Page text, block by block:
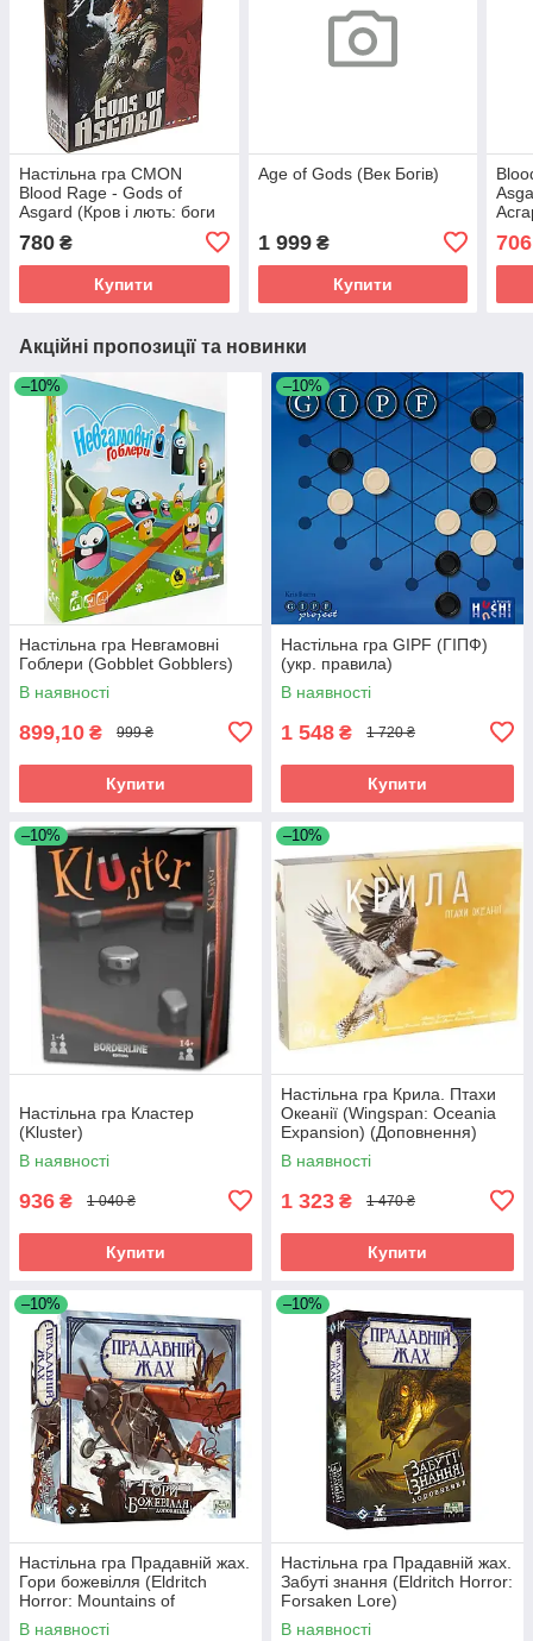
Настільна гра CMON
Blood Rage - Gods of
Asgard (Кров і лють: боги
Англійською) (BLR303)
780 ₴
Купити
Age of Gods (Век Богів)
1 999₴
Купити
Акційні пропозиції та новинки
–10%
Настільна гра Невгамовні
Гоблери (Gobblet Gobblers)
В наявності
899,10 ₴ 999 ₴
Купити
–10%
Настільна гра GIPF (ГІПФ)
(укр. правила)
В наявності
1 548 ₴ 1 720 ₴
Купити
–10%
Настільна гра Кластер
(Kluster)
В наявності
936 ₴ 1 040 ₴
Купити
–10%
Настільна гра Крила. Птахи
Океанії (Wingspan: Oceania
Expansion) (Доповнення)
В наявності
1 323 ₴ 1 470 ₴
Купити
–10%
Настільна гра Прадавній жах.
Гори божевілля (Eldritch
Horror: Mountains of
Madness)
В наявності
–10%
Настільна гра Прадавній жах.
Забуті знання (Eldritch Horror:
Forsaken Lore)
В наявності